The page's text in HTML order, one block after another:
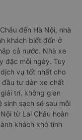
đến Hà Nội, nhà
khách biết đến ở
cả nước. Nhà xe
đặc mỗi ngày. Tuy
vụ tốt nhất cho
tư dàn xe chất
trí, không gian
sạch sẽ sau mỗi
từ Lai Châu hoàn
khách khó tính